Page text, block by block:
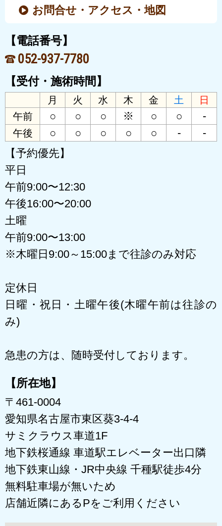
お問合せ・アクセス・地図
【電話番号】
052-937-7780
【受付・施術時間】
月 火 水 木 金 土
日
午前
○ ○ ○ ※ ○ ○ -
午後 ○ ○ ○ ○ ○ -
-
【予約優先】
平日
午前9:00〜12:30
午後16:00〜20:00
土曜
午前9:00〜13:00
※木曜日9:00～15:00まで往診のみ対応
定休日
日曜・祝日・土曜午後(木曜午前は往診の
み)
急患の方は、随時受付しております。
【所在地】
〒461-0004
愛知県名古屋市東区葵3-4-4
サミクラウス車道1F
地下鉄桜通線 車道駅エレベーター出口隣
地下鉄東山線・JR中央線 千種駅徒歩4分
無料駐車場が無いため
店舗近隣にあるPをご利用ください